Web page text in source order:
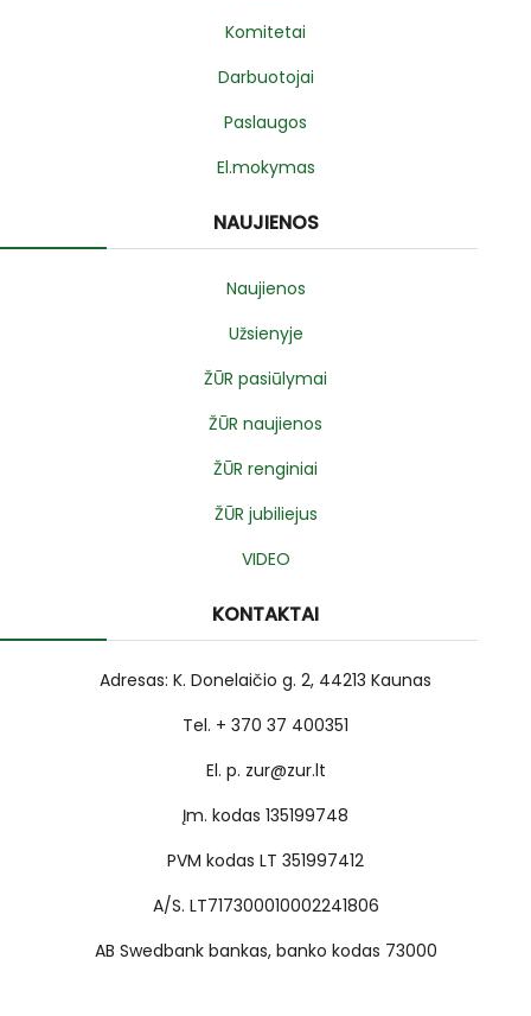
Komitetai
Darbuotojai
Paslaugos
El.mokymas
NAUJIENOS
Naujienos
Užsienyje
ŽŪR pasiūlymai
ŽŪR naujienos
ŽŪR renginiai
ŽŪR jubiliejus
VIDEO
KONTAKTAI
Adresas: K. Donelaičio g. 2, 44213 Kaunas
Tel. + 370 37 400351
El. p. zur@zur.lt
Įm. kodas 135199748
PVM kodas LT 351997412
A/S. LT717300010002241806
AB Swedbank bankas, banko kodas 73000